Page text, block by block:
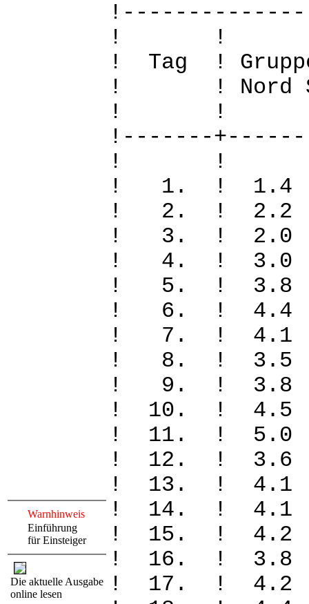
Warnhinweis
Einführung
für Einsteiger
Die aktuelle Ausgabe
online lesen
!
! Tag !
! ! Nord
!
!-------
!
! 1. ! 1.4
! 2. ! 2.2
! 3. ! 2.0
! 4. ! 3.0
! 5. ! 3.8
! 6. ! 4.4
! 7. ! 4.1
! 8. ! 3.5
! 9. ! 3.8
! 10. ! 4.5
! 11. ! 5.0
! 12. ! 3.6
! 13. !
! 14. !
! 15. !
! 16. !
! 17. !